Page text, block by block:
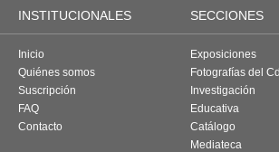
INSTITUCIONALES SECCIONES
Inicio
Quiénes somos
Suscripción
FAQ
Contacto
Exposiciones
Fotografías del
Investigación
Educativa
Catálogo
Mediateca